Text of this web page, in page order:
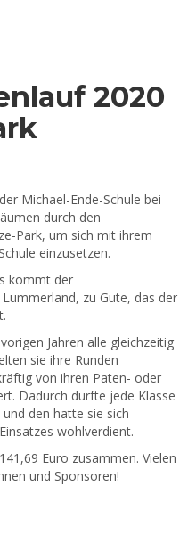
2020
Michael-Ende-Schule bei
durch den
Park, um sich mit ihrem
einzusetzen.
kommt der
zu Gute, das der
Jahren alle gleichzeitig
sie ihre Runden
von ihren Paten- oder
Dadurch durfte jede Klasse
den hatte sie sich
wohlverdient.
Euro zusammen. Vielen
und Sponsoren!